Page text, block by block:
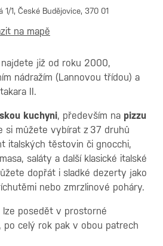
1/1, České Budějovice, 370 01
na mapě
najdete již od roku 2000,
nádražím (Lannovou třídou) a
II.
kuchyni, především na pizzu
si můžete vybírat z 37 druhů
italských těstovin či gnocchi,
saláty a další klasické italské
dopřát i sladké dezerty jako
nebo zmrzlinové poháry.
lze posedět v prostorné
, po celý rok pak v obou patrech